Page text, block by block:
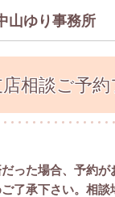
ゆり事務所
相談ご予
った場合、予約が
了承下さい。相談